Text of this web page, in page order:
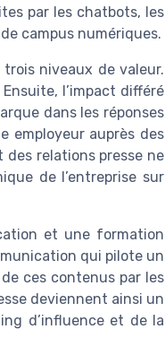
par les chatbots, les
campus numériques.
niveaux de valeur.
l’impact différé
dans les réponses
employeur auprès des
relations presse ne
de l’entreprise sur
et une formation
qui pilote un
ces contenus par les
deviennent ainsi un
d’influence et de la